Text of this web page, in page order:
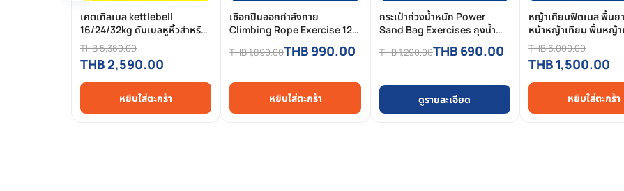
เคตเทิลเบล kettlebell
16/24/32kg ดัมเบลหูหิ้วสำหรับ
Hyrox Competition Grade
THB 5,380.00
THB 2,590.00
หยิบใส่ตะกร้า
เชือกปีนออกกำลังกาย
Climbing Rope Exercise 12M
THB 1,890.00THB 990.00
หยิบใส่ตะกร้า
กระเป๋าถ่วงน้ำหนัก Power
Sand Bag Exercises ถุงน้ำ
THB 1,290.00THB 690.00
ดูรายละเอียด
หญ้าเทียมฟิตเนส พื้นย
หน้าหญ้าเทียม พื้นหญ้า
สำหรับฟิตเนส | ต่อ เมตร
THB 6,000.00
THB 1,500.00
หยิบใส่ตะกร้า